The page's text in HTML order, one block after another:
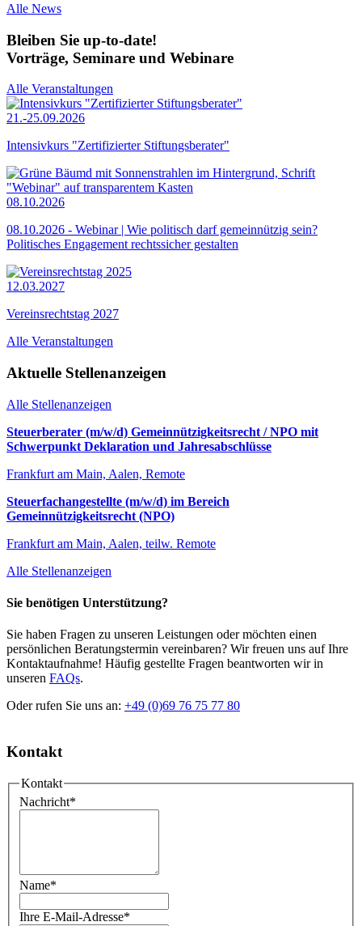
Alle News
Bleiben Sie up-to-date!
Vorträge, Seminare und Webinare
Alle Veranstaltungen
21.-25.09.2026
Intensivkurs "Zertifizierter Stiftungsberater"
08.10.2026
08.10.2026 - Webinar | Wie politisch darf gemeinnützig sein?
Politisches Engagement rechtssicher gestalten
12.03.2027
Vereinsrechtstag 2027
Alle Veranstaltungen
Aktuelle Stellenanzeigen
Alle Stellenanzeigen
Steuerberater (m/w/d) Gemeinnützigkeitsrecht / NPO mit
Schwerpunkt Deklaration und Jahresabschlüsse
Frankfurt am Main, Aalen, Remote
Steuerfachangestellte (m/w/d) im Bereich
Gemeinnützigkeitsrecht (NPO)
Frankfurt am Main, Aalen, teilw. Remote
Alle Stellenanzeigen
Sie benötigen Unterstützung?
Sie haben Fragen zu unseren Leistungen oder möchten einen
persönlichen Beratungstermin vereinbaren? Wir freuen uns auf Ihre
Kontaktaufnahme! Häufig gestellte Fragen beantworten wir in
unseren FAQs.
Oder rufen Sie uns an: +49 (0)69 76 75 77 80
Kontakt
Kontakt
Nachricht*
Name*
Ihre E-Mail-Adresse*